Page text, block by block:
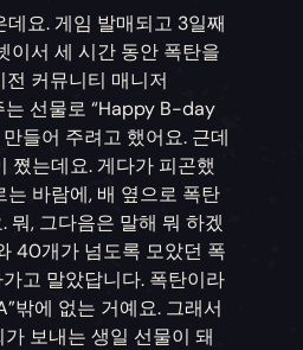
데요. 게임 발매되고 3일째
이서 세 시간 동안 폭탄을
커뮤니티 매니저
선물로 “Happy B-day
들어 주려고 했어요. 근데
쪘는데요. 게다가 피곤했
는 바람에, 배 옆으로 폭탄
뭐, 그다음은 말해 뭐 하겠
40개가 넘도록 모았던 폭
고 말았답니다. 폭탄이라
밖에 없는 거예요. 그래서
가 보내는 생일 선물이 돼